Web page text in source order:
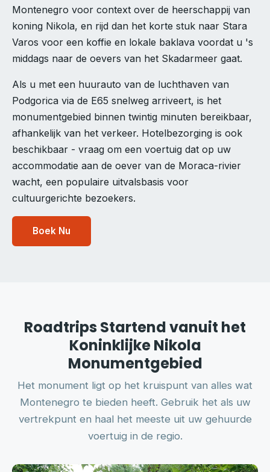
Montenegro voor context over de heerschappij van
koning Nikola, en rijd dan het korte stuk naar Stara
Varos voor een koffie en lokale baklava voordat u 's
middags naar de oevers van het Skadarmeer gaat.
Als u met een huurauto van de luchthaven van
Podgorica via de E65 snelweg arriveert, is het
monumentgebied binnen twintig minuten bereikbaar,
afhankelijk van het verkeer. Hotelbezorging is ook
beschikbaar - vraag om een voertuig dat op uw
accommodatie aan de oever van de Moraca-rivier
wacht, een populaire uitvalsbasis voor
cultuurgerichte bezoekers.
Boek Nu
Roadtrips Startend vanuit het
Koninklijke Nikola
Monumentgebied
Het monument ligt op het kruispunt van alles wat
Montenegro te bieden heeft. Gebruik het als uw
vertrekpunt en haal het meeste uit uw gehuurde
voertuig in de regio.